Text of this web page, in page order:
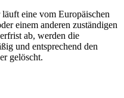
eine vom Europäischen
einem anderen zuständigen
ab, werden die
und entsprechend den
gelöscht.